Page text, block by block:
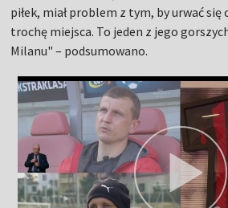
piłek, miał problem z tym, by urwać
trochę miejsca. To jeden z jego
Milanu" – podsumowano.